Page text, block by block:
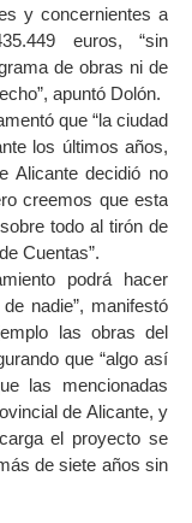
y concernientes a
euros, “sin
de obras ni de
apuntó Dolón.
que “la ciudad
los últimos años,
Alicante decidió no
creemos que esta
todo al tirón de
Cuentas”.
podrá hacer
nadie”, manifestó
las obras del
que “algo así
las mencionadas
de Alicante, y
el proyecto se
de siete años sin